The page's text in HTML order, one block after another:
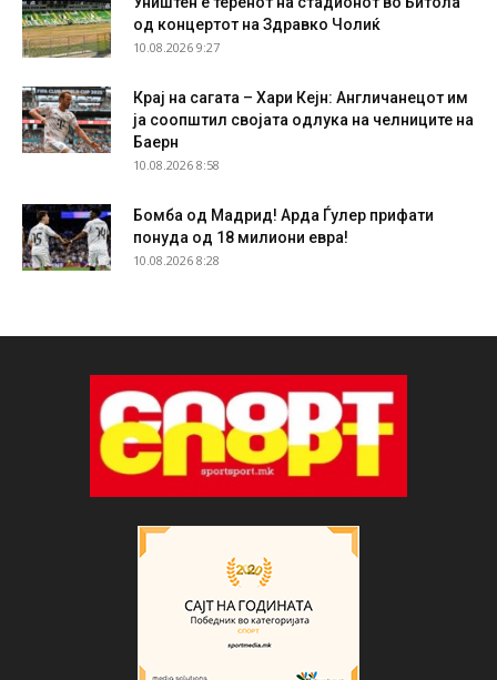
од концертот на Здравко Чолиќ
10.08.2026 9:27
Крај на сагата – Хари Кејн: Англичанецот им
ја соопштил својата одлука на челниците на
Баерн
10.08.2026 8:58
Бомба од Мадрид! Арда Ѓулер прифати
понуда од 18 милиони евра!
10.08.2026 8:28